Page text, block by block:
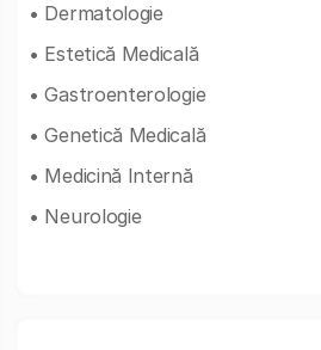
• Dermatologie
• Estetică Medicală
• Gastroenterologie
• Genetică Medicală
• Medicină Internă
• Neurologie